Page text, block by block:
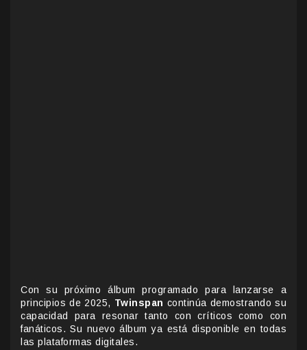
Con su próximo álbum programado para lanzarse a
principios de 2025, Twinspan continúa demostrando su
capacidad para resonar tanto con críticos como con
fanáticos. Su nuevo álbum ya está disponible en todas
las plataformas digitales.